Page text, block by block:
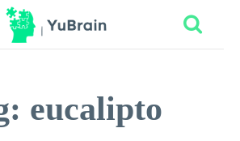
eucalipto